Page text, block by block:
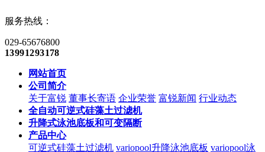
服务热线：
029-65676800
13991293178
网站首页
公司简介
关于富锐 董事长寄语 企业荣誉 富锐新闻 行业动态
全自动可逆式硅藻土过滤机
升降式泳池底板和可变隔断
产品中心
可逆式硅藻土过滤机 variopool升降泳池底板 variopool泳